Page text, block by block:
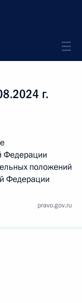
г.
Федерации
положений
Федерации
pravo.gov.ru